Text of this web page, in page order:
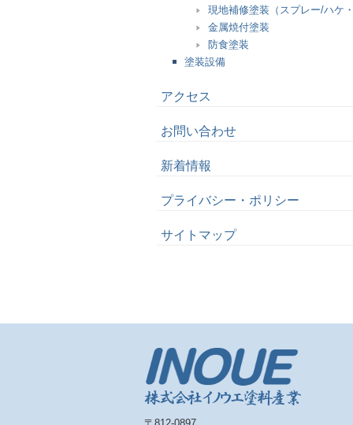
現地補修塗装（スプレー/ハケ
金属焼付塗装
防食塗装
塗装設備
アクセス
お問い合わせ
新着情報
プライバシー・ポリシー
サイトマップ